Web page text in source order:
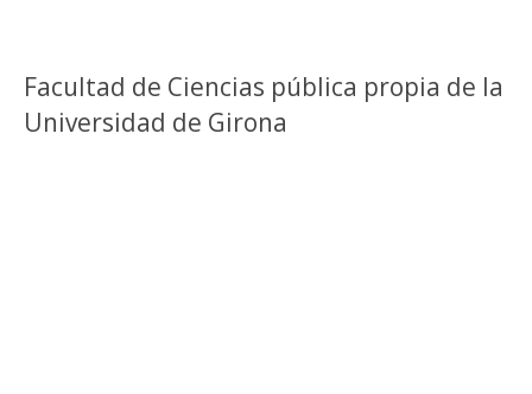
Facultad de Ciencias pública propia de la
Universidad de Girona